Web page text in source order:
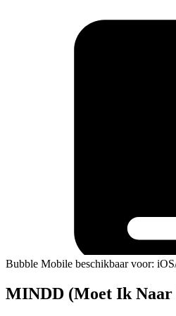
Bubble Mobile beschikbaar voor:
MINDD (Moet Ik Naar